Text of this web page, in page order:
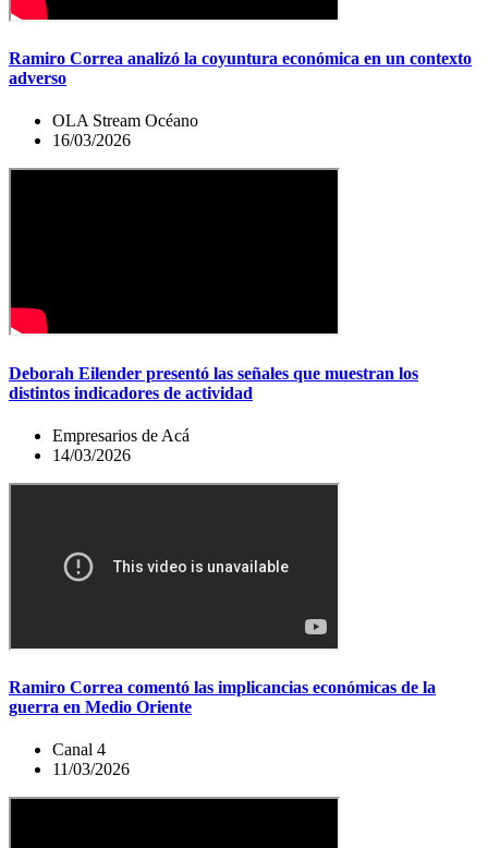
Ramiro Correa analizó la coyuntura económica en un contexto
adverso
OLA Stream Océano
16/03/2026
Deborah Eilender presentó las señales que muestran los
distintos indicadores de actividad
Empresarios de Acá
14/03/2026
Ramiro Correa comentó las implicancias económicas de la
guerra en Medio Oriente
Canal 4
11/03/2026